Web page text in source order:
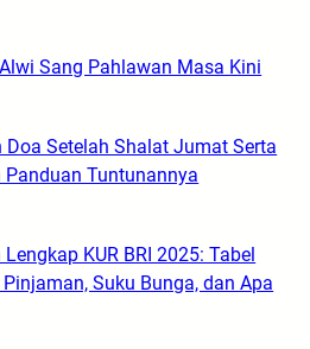
Sang Pahlawan Masa Kini
Doa Setelah Shalat Jumat Serta
Tuntunannya
Lengkap KUR BRI 2025: Tabel
Suku Bunga, dan Apa